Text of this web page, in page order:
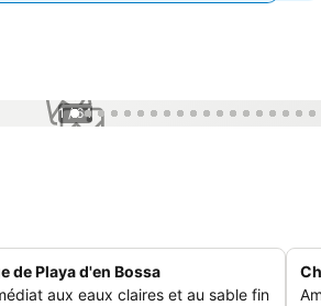
1 / 64
de Playa d'en Bossa
aux eaux claires et au sable fin